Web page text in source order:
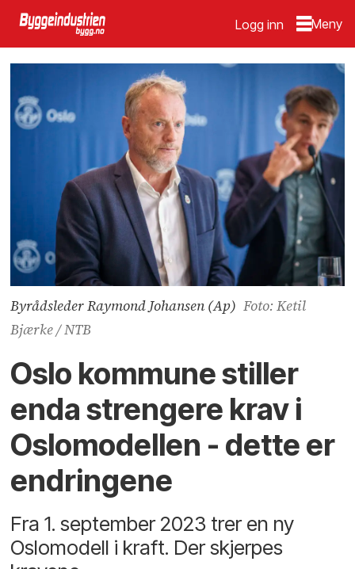
Logg inn
Byrådsleder Raymond Johansen (Ap) Foto: Ketil
Bjærke / NTB
Oslo kommune stiller
enda strengere krav i
Oslomodellen - dette er
endringene
Fra 1. september 2023 trer en ny
Oslomodell i kraft. Der skjerpes